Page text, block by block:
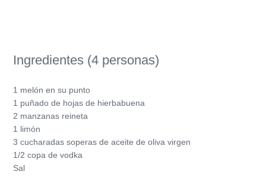
Ingredientes (4 personas)
1 melón en su punto
1 puñado de hojas de hierbabuena
2 manzanas reineta
1 limón
3 cucharadas soperas de aceite de oliva virgen
1/2 copa de vodka
Sal